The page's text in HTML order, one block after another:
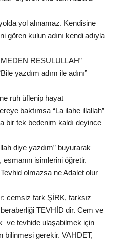
yol alınamaz. Kendisine
gören kulun adını kendi adıyla
RESULULLAH”
yazdım adım ile adını”
ruh üflenip hayat
baktımsa “La ilahe illallah”
bir tek bedenim kaldı deyince
diye yazdım” buyurarak
esmanın isimlerini öğretir.
olmazsa ne Adalet olur
cemsiz fark ŞİRK, farksız
TEVHİD dir. Cem ve
ve tevhide ulaşabilmek için
bilinmesi gerekir. VAHDET,